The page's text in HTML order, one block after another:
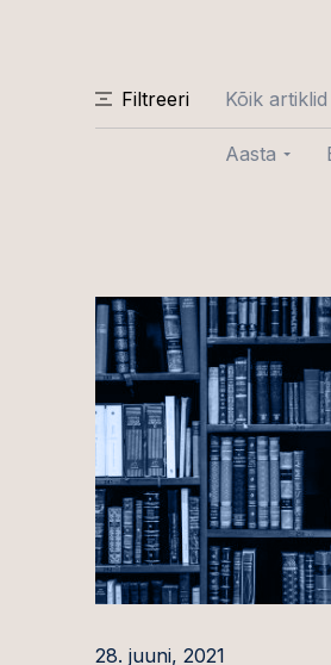
Filtreeri Kõik artiklid
Aasta
2023
2022
2021
2020
28. juuni, 2021